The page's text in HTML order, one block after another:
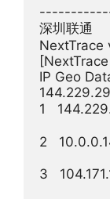
深圳联通
NextTrace
IP Geo
1
2
3